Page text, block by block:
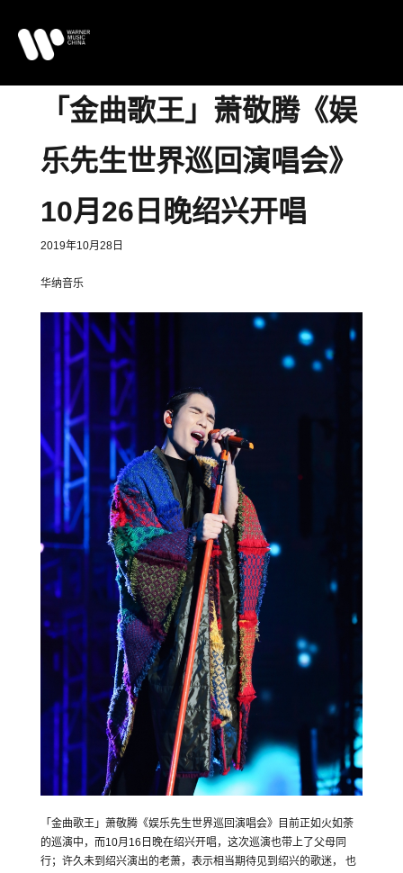
「金曲歌王」萧敬腾《娱
乐先生世界巡回演唱会》
10月26日晚绍兴开唱
2019年10月28日
华纳音乐
「金曲歌王」萧敬腾《娱乐先生世界巡回演唱会》目前正如火如荼
的巡演中，而10月16日晚在绍兴开唱，这次巡演也带上了父母同
行；许久未到绍兴演出的老萧，表示相当期待见到绍兴的歌迷， 也